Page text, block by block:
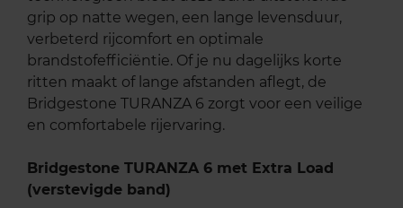
grip op natte wegen, een lange levensduur,
verbeterd rijcomfort en optimale
brandstofefficiëntie. Of je nu dagelijks korte
ritten maakt of lange afstanden aflegt, de
Bridgestone TURANZA 6 zorgt voor een veilige
en comfortabele rijervaring.
Bridgestone TURANZA 6 met Extra Load
(verstevigde band)